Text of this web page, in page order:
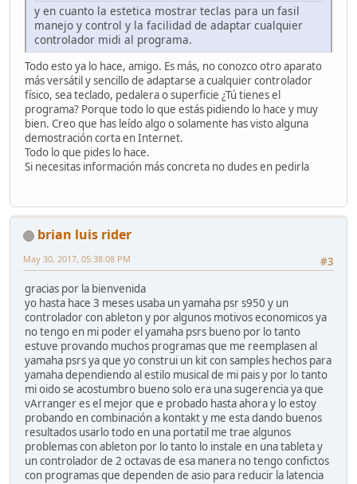
y en cuanto la estetica mostrar teclas para un fasil
manejo y control y la facilidad de adaptar cualquier
controlador midi al programa.
Todo esto ya lo hace, amigo. Es más, no conozco otro aparato
más versátil y sencillo de adaptarse a cualquier controlador
físico, sea teclado, pedalera o superficie ¿Tú tienes el
programa? Porque todo lo que estás pidiendo lo hace y muy
bien. Creo que has leído algo o solamente has visto alguna
demostración corta en Internet.
Todo lo que pides lo hace.
Si necesitas información más concreta no dudes en pedirla
brian luis rider
#3
May 30, 2017, 05:38:08 PM
gracias por la bienvenida
yo hasta hace 3 meses usaba un yamaha psr s950 y un
controlador con ableton y por algunos motivos economicos ya
no tengo en mi poder el yamaha psrs bueno por lo tanto
estuve provando muchos programas que me reemplasen al
yamaha psrs ya que yo construi un kit con samples hechos para
yamaha dependiendo al estilo musical de mi pais y por lo tanto
mi oido se acostumbro bueno solo era una sugerencia ya que
vArranger es el mejor que e probado hasta ahora y lo estoy
probando en combinación a kontakt y me esta dando buenos
resultados usarlo todo en una portatil me trae algunos
problemas con ableton por lo tanto lo instale en una tableta y
un controlador de 2 octavas de esa manera no tengo confictos
con programas que dependen de asio para reducir la latencia